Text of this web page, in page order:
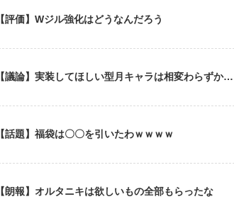
【評価】Wジル強化はどうなんだろう
【議論】実装してほしい型月キャラは相変わらずか…
【話題】福袋は〇〇を引いたわｗｗｗｗ
【朗報】オルタニキは欲しいもの全部もらったな